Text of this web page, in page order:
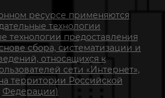
ресурсе применяются
технологии
технологии предоставления
сбора, систематизации и
относящихся к
сети «Интернет»,
территории Российской
Федерации)